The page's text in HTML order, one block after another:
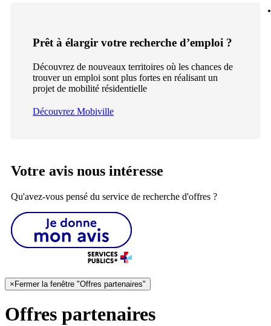
Prêt à élargir votre recherche d’emploi ?
Découvrez de nouveaux territoires où les chances de
trouver un emploi sont plus fortes en réalisant un
projet de mobilité résidentielle
Découvrez Mobiville
Votre avis nous intéresse
Qu'avez-vous pensé du service de recherche d'offres ?
× Fermer la fenêtre "Offres partenaires"
Offres partenaires